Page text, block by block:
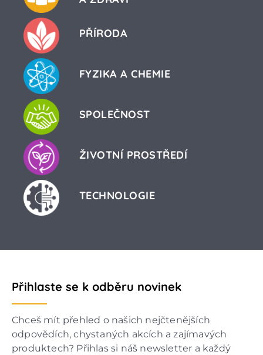
PŘÍRODA
FYZIKA A CHEMIE
SPOLEČNOST
ŽIVOTNÍ PROSTŘEDÍ
TECHNOLOGIE
Přihlaste se k odběru novinek
Chceš mít přehled o našich nejčtenějších
odpovědích, chystaných akcích a zajímavých
produktech? Přihlas si náš newsletter a každý